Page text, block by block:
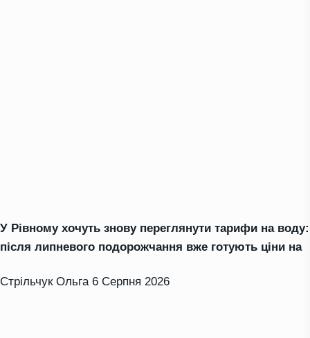
У Рівному хочуть знову переглянути тарифи на воду:
після липневого подорожчання вже готують ціни на
Стрільчук Ольга 6 Серпня 2026